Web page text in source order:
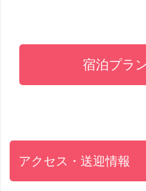
宿泊プラ
アクセス・送迎情報